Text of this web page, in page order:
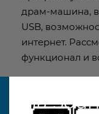
драм-машина,
USB,
интернет.
функционал и
Asia